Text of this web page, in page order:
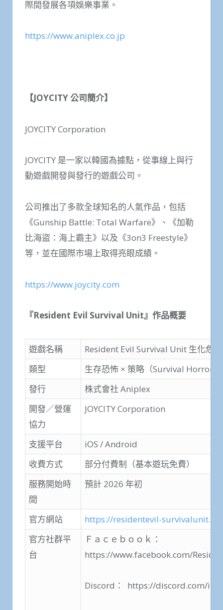
際間發展各項娛樂事業。
https://www.aniplex.co.jp
【JOYCITY 公司簡介】
JOYCITY Corporation
JOYCITY 是一家以韓國為據點，從事線上與行
動遊戲開發與發行的遊戲公司。
公司推出了多款全球知名的人氣作品，包括
《Gunship Battle: Total Warfare》、《加勒
比海盜：海上霸主》以及《3on3 Freestyle》
等，並在國際市場上取得亮眼成績。
https://www.joycity.com
『Resident Evil Survival Unit』作品概要
遊戲名稱
Resident Evil Survival Unit 生化危
類型
生存恐怖 × 策略（Survival Horror
發行
株式會社 Aniplex
開發／營運
協力
JOYCITY Corporation
支援平台
iOS / Android
收費方式
部分付費制（基本遊玩免費）
服務開始時
間
預計 2026 年初
官方網站
https://residentevil-
官方社群平
台
Ｆａｃｅｂｏｏｋ：
https://www.facebook.com/
Discord： https://discord.com/